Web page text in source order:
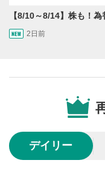
再生位置を示して
するとその位置か
スライダーを上下
8
全画面表示
動画が全画面で表
のサイズに戻ります
2日前
デイリー